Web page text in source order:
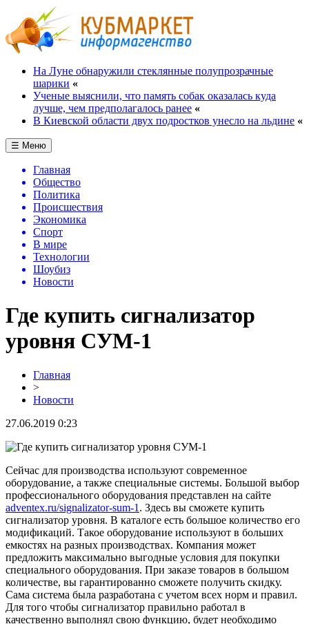
На Луне обнаружили стеклянные полупрозрачные
шарики «
Ученые выяснили, что память собак оказалась куда
лучше, чем предполагалось ранее «
В Киевской области двух подростков унесло на льдине «
☰ Меню
Главная
Общество
Политика
Происшествия
Экономика
Спорт
В мире
Технологии
Шоубиз
Новости
Где купить сигнализатор
уровня СУМ-1
Главная
>
Новости
27.06.2019 0:23
Сейчас для производства используют современное
оборудование, а также специальные системы. Большой выбор
профессионального оборудования представлен на сайте
adventex.ru/signalizator-sum-1 . Здесь вы сможете купить
сигнализатор уровня. В каталоге есть большое количество его
модификаций. Такое оборудование используют в больших
емкостях на разных производствах. Компания может
предложить максимально выгодные условия для покупки
специального оборудования. При заказе товаров в большом
количестве, вы гарантированно сможете получить скидку.
Сама система была разработана с учетом всех норм и правил.
Для того чтобы сигнализатор правильно работал в
качественно выполнял свою функцию, будет необходимо